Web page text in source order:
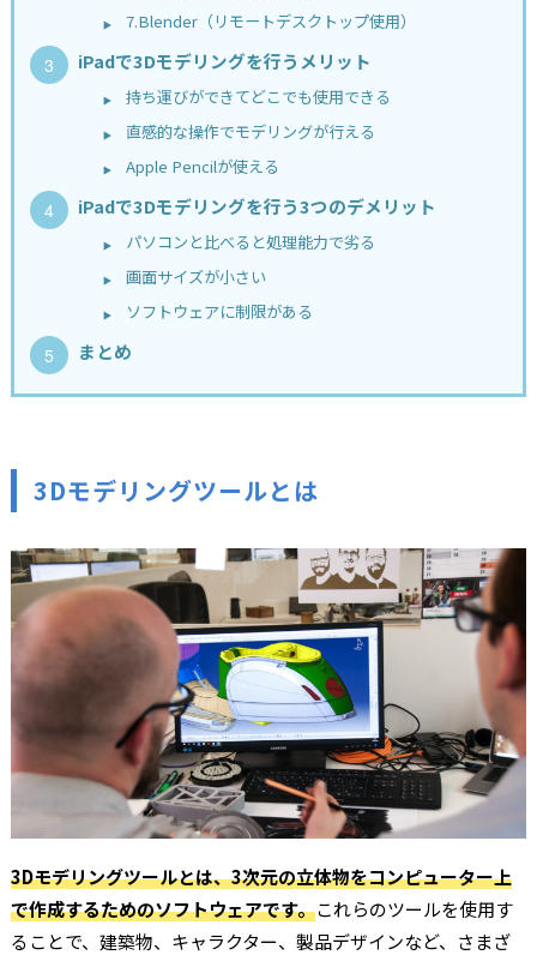
7.Blender（リモートデスクトップ使用）
iPadで3Dモデリングを行うメリット
持ち運びができてどこでも使用できる
直感的な操作でモデリングが行える
Apple Pencilが使える
iPadで3Dモデリングを行う3つのデメリット
パソコンと比べると処理能力で劣る
画面サイズが小さい
ソフトウェアに制限がある
まとめ
3Dモデリングツールとは
3Dモデリングツールとは、3次元の立体物をコンピューター上
で作成するためのソフトウェアです。これらのツールを使用す
ることで、建築物、キャラクター、製品デザインなど、さまざ